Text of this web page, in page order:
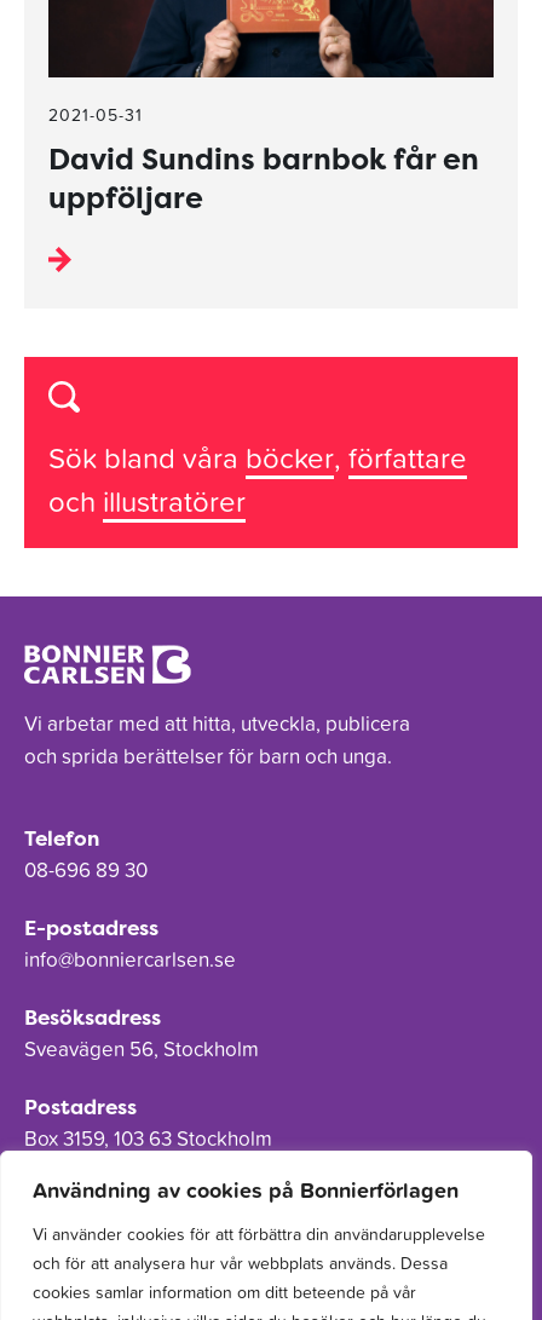
Användning av cookies på Bonnierförlagen
Vi använder cookies för att förbättra din användarupplevelse
och för att analysera hur vår webbplats används. Dessa
cookies samlar information om ditt beteende på vår
2021-05-31
David Sundins barnbok får en
uppföljare
Sök bland våra böcker, författare
och illustratörer
Vi arbetar med att hitta, utveckla, publicera
och sprida berättelser för barn och unga.
Telefon
08-696 89 30
E-postadress
info@bonniercarlsen.se
Besöksadress
Sveavägen 56, Stockholm
Postadress
Box 3159, 103 63 Stockholm
Om Bonnierförlagen